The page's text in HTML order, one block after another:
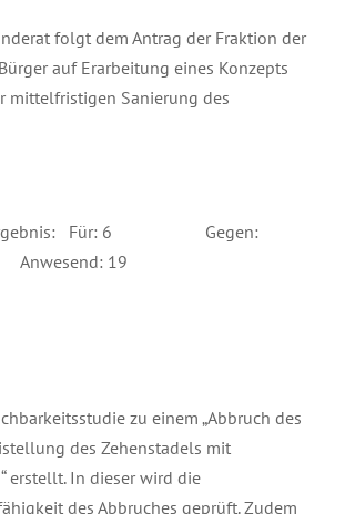
folgt dem Antrag der Fraktion der
auf Erarbeitung eines Konzepts
mittelfristigen Sanierung des
Für: 6 Gegen:
19
zu einem „Abbruch des
des Zehenstadels mit
erstellt. In dieser wird die
des Abbruches geprüft. Zudem